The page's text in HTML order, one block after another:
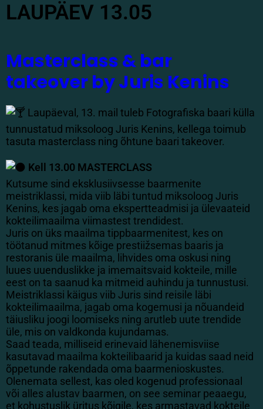
LAUPÄEV 13.05
Masterclass & bar
takeover by Juris Kenins
Laupäeval, 13. mail tuleb Fotografiska baari külla
tunnustatud miksoloog Juris Kenins, kellega toimub
tasuta masterclass ning õhtune baari takeover.
Kell 13.00 MASTERCLASS
Kutsume sind eksklusiivsesse baarmenite
meistriklassi, mida viib läbi tuntud miksoloog Juris
Kenins, kes jagab oma ekspertteadmisi ja ülevaateid
kokteilimaailma viimastest trendidest.
Juris on üks maailma tippbaarmenitest, kes on
töötanud mitmes kõige prestiižsemas baaris ja
restoranis üle maailma, lihvides oma oskusi ning
luues uuenduslikke ja imemaitsvaid kokteile, mille
eest on ta saanud ka mitmeid auhindu ja tunnustusi.
Meistriklassi käigus viib Juris sind reisile läbi
kokteilimaailma, jagab oma kogemusi ja nõuandeid
täiusliku joogi loomiseks ning arutleb uute trendide
üle, mis on valdkonda kujundamas.
Saad teada, milliseid erinevaid lähenemisviise
kasutavad maailma kokteilibaarid ja kuidas saad neid
õppetunde rakendada oma baarmenioskustes.
Olenemata sellest, kas oled kogenud professionaal
või alles alustav baarmen, on see seminar peaaegu,
et kohustuslik üritus kõigile, kes armastavad kokteile